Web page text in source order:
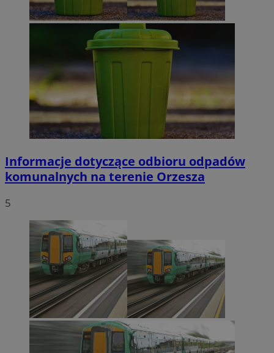
Informacje dotyczące odbioru odpadów
komunalnych na terenie Orzesza
5